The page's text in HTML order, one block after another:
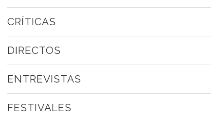
CRÍTICAS
DIRECTOS
ENTREVISTAS
FESTIVALES